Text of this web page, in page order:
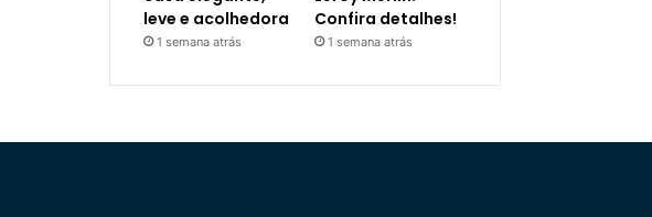
leve e acolhedora
1 semana atrás
Confira detalhes!
1 semana atrás